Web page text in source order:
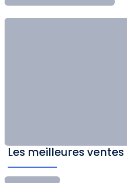
Les meilleures ventes